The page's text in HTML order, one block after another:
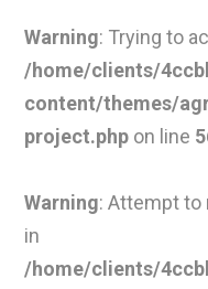
Warning: Trying to
/home/clients/
content/themes/
project.php on line
Warning: Attempt to
in
/home/clients/